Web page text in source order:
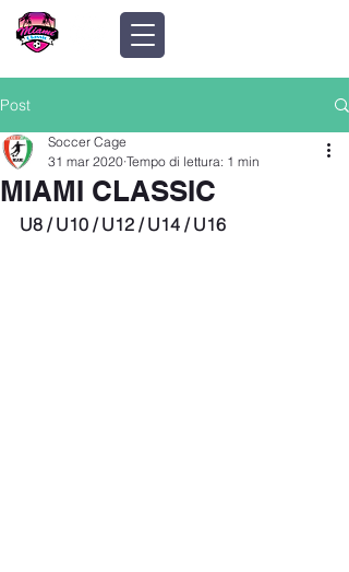
Post
MIAMI CLASSIC
Soccer Cage
31 mar 2020 Tempo di lettura: 1 min
U8 / U10 / U12 / U14 / U16